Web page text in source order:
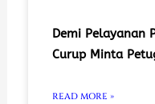
Demi Pelayanan
Curup Minta
READ MORE »